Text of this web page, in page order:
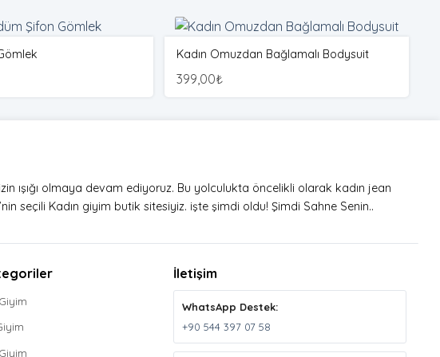
Kadın Omuzdan Bağlamalı Bodysuit
399,00₺
ışığı olmaya devam ediyoruz. Bu yolculukta öncelikli olarak kadın jean
seçili Kadın giyim butik sitesiyiz. işte şimdi oldu! Şimdi Sahne Senin..
İletişim
WhatsApp Destek:
+90 544 397 07 58